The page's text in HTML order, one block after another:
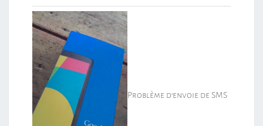
Problème d’envoie de SMS